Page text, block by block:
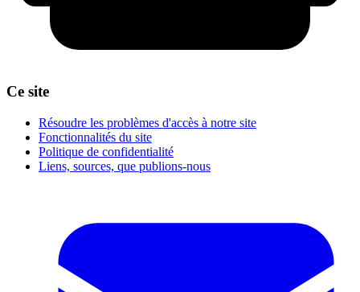
Ce site
Résoudre les problèmes d'accès à notre site
Fonctionnalités du site
Politique de confidentialité
Liens, sources, que publions-nous